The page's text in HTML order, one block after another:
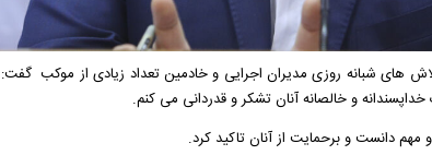
های شبانه روزی مدیران اجرایی و خادمین تعداد زیادی از موکب گفت:
و خالصانه آنان تشکر و قدردانی می کنم.
دانست و برحمایت از آنان تاکید کرد.